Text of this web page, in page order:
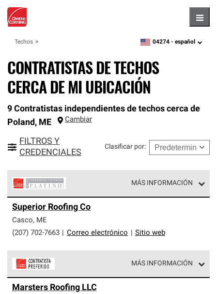
Techos zipcode, language
04274 - español
CONTRATISTAS DE TECHOS
CERCA DE MI UBICACIÓN
9 Contratistas independientes de techos cerca de
Poland, ME Cambiar
FILTROS Y
CREDENCIALES
Clasificar por:
MÁS INFORMACIÓN
Corning constituyen el nivel superior de nuestra red
exclusiva y cumplen con estándares estrictos de
profesionalismo, confiabilidad y destreza incomparable.
Solo ellos pueden ofrecer nuestra mejor garantía de
Superior Roofing Co
Casco, ME
(207) 702-7663
Correo electrónico Sitio web
MÁS INFORMACIÓN
parte de una red exclusiva de profesionales de techos
Marsters Roofing LLC